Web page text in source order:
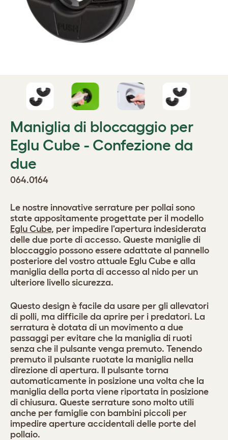
Maniglia di bloccaggio per
Eglu Cube - Confezione da
due
064.0164
Le nostre innovative serrature per pollai sono
state appositamente progettate per il modello
Eglu Cube, per impedire l'apertura indesiderata
delle due porte di accesso. Queste maniglie di
bloccaggio possono essere adattate al pannello
posteriore del vostro attuale Eglu Cube e alla
maniglia della porta di accesso al nido per un
ulteriore livello sicurezza.
Questo design è facile da usare per gli allevatori
di polli, ma difficile da aprire per i predatori. La
serratura è dotata di un movimento a due
passaggi per evitare che la maniglia di ruoti
senza che il pulsante venga premuto. Tenendo
premuto il pulsante ruotate la maniglia nella
direzione di apertura. Il pulsante torna
automaticamente in posizione una volta che la
maniglia della porta viene riportata in posizione
di chiusura. Queste serrature sono molto utili
anche per famiglie con bambini piccoli per
impedire aperture accidentali delle porte del
pollaio.